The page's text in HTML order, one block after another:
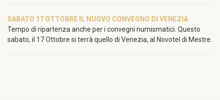
SABATO 17 OTTOBRE IL NUOVO CONVEGNO DI VENEZIA
Tempo di ripartenza anche per i convegni numismatici. Questo
sabato, il 17 Ottobre si terrà quello di Venezia, al Novotel di Mestre.